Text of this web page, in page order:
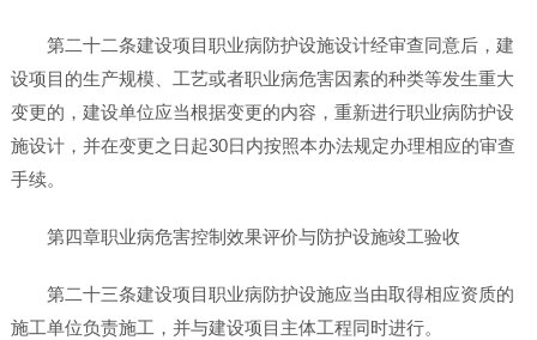
第二十二条建设项目职业病防护设施设计经审查同意后，建
设项目的生产规模、工艺或者职业病危害因素的种类等发生重大
变更的，建设单位应当根据变更的内容，重新进行职业病防护设
施设计，并在变更之日起30日内按照本办法规定办理相应的审查
手续。
第四章职业病危害控制效果评价与防护设施竣工验收
第二十三条建设项目职业病防护设施应当由取得相应资质的
施工单位负责施工，并与建设项目主体工程同时进行。